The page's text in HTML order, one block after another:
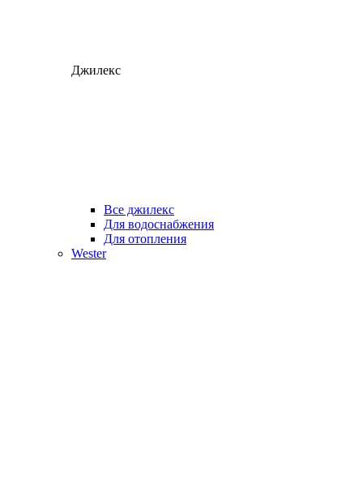
Джилекс
Все джилекс
Для водоснабжения
Для отопления
Wester